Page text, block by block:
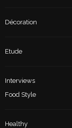
Décoration
Etude
Interviews
Food Style
Healthy